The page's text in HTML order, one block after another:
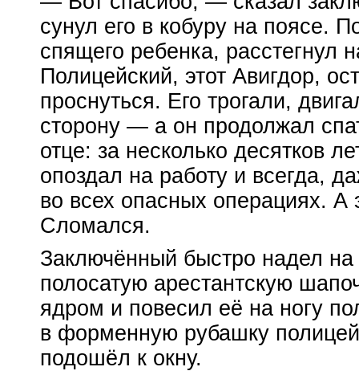
сунул его в кобуру на поясе.
спящего ребенка, расстегнул
Полицейский, этот Авигдор,
проснуться. Его трогали,
сторону — а он продолжал
отце: за несколько десятков
опоздал на работу и всегда,
во всех опасных операциях. А
Сломался.
Заключённый быстро надел на
полосатую арестантскую
ядром и повесил её на ногу
в форменную рубашку
подошёл к окну.